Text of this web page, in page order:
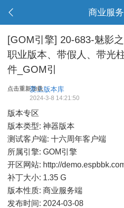
商业服
[GOM引擎] 20-683-魅影
职业版本、带假人、带光
件_GOM引
点击重新加载爱上版本库
2024-3-8 14:21:50
版本专区
版本类型: 神器版本
测试客户端: 十六周年客户端
所属引擎: GOM引擎
开区网站: http://
补丁大小: 1.35 G
版本性质: 商业服务端
发布时间: 2024-03-08